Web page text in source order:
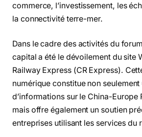
commerce, l’investissement, les
la connectivité terre-mer.
Dans le cadre des activités du
capital a été le dévoilement du site
Railway Express (CR Express).
numérique constitue non
d’informations sur le China-Europe
mais offre également un soutien
entreprises utilisant les services du